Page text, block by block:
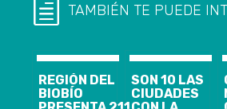
TAMBIÉN TE PUEDE
REGIÓN DEL
BIOBÍO
SON 10 LAS
CIUDADES